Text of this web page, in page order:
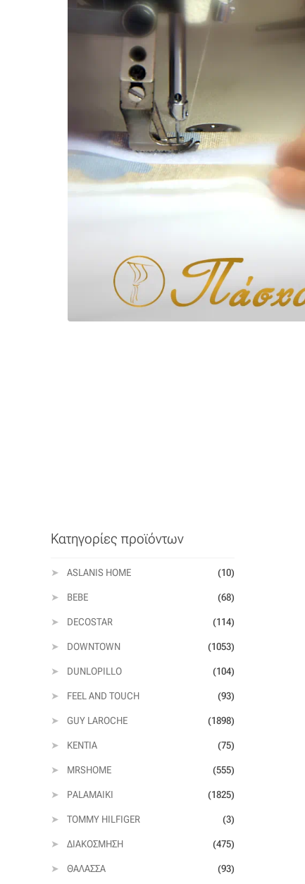
Κατηγορίες προϊόντων
ASLANIS HOME (10)
BEBE (68)
DECOSTAR (114)
DOWNTOWN (1053)
DUNLOPILLO (104)
FEEL AND TOUCH (93)
GUY LAROCHE (1898)
KENTIA (75)
MRSHOME (555)
PALAMAIKI (1825)
TOMMY HILFIGER (3)
ΔΙΑΚΌΣΜΗΣΗ (475)
ΘΆΛΑΣΣΑ (93)